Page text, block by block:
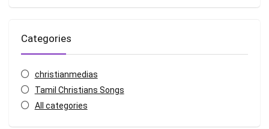
Categories
christianmedias
Tamil Christians Songs
All categories